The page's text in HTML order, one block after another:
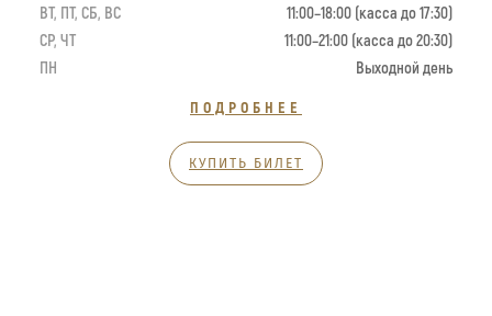
ВТ, ПТ, СБ, ВС
11:00–18:00 (касса до 17:30)
СР, ЧТ
11:00–21:00 (касса до 20:30)
ПН
Выходной день
ПОДРОБНЕЕ
КУПИТЬ БИЛЕТ